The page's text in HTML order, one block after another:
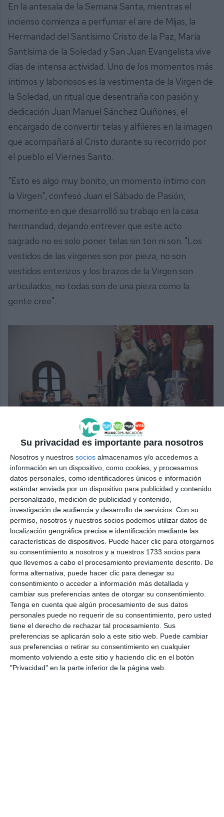
Su privacidad es importante para nosotros
Nosotros y nuestros socios almacenamos y/o accedemos a
información en un dispositivo, como cookies, y procesamos
datos personales, como identificadores únicos e información
estándar enviada por un dispositivo para publicidad y contenido
personalizado, medición de publicidad y contenido,
investigación de audiencia y desarrollo de servicios. Con su
permiso, nosotros y nuestros socios podemos utilizar datos de
localización geográfica precisa e identificación mediante las
características de dispositivos. Puede hacer clic para otorgarnos
su consentimiento a nosotros y a nuestros 1733 socios para
que llevemos a cabo el procesamiento previamente descrito. De
forma alternativa, puede hacer clic para denegar su
consentimiento o acceder a información más detallada y
cambiar sus preferencias antes de otorgar su consentimiento.
Tenga en cuenta que algún procesamiento de sus datos
personales puede no requerir de su consentimiento, pero usted
tiene el derecho de rechazar tal procesamiento. Sus
preferencias se aplicarán solo a este sitio web. Puede cambiar
sus preferencias o retirar su consentimiento en cualquier
momento volviendo a este sitio y haciendo clic en el botón
"Privacidad" en la parte inferior de la página web.
En la antesala de la Semana Santa, mientras el
incienso comienza a perfumar el aire de Mijas, la
Hermandad del Santísimo Cristo de la Paz, María
Santísima de la Soledad y San Juan Evangelista vive
días de intensa actividad. Uno de los momentos más
íntimos y laboriosos es la vestimenta de la Virgen de
la Soledad, un ritual que desentraña con pasión y
dedicación Juan Manuel Sánchez Quiñones, el
encargado de convertir telas y alfileres en la imagen
que acompañará al Cristo durante su recorrido por
el pueblo el Viernes Santo.
"Esto es algo muy bonito, un momento íntimo con
la Virgen", confesó Juan el Sábado de Pasión,
momento en que desarrolló su trabajo en la casa
hermandad, dejando entrever que este acto
sagrado no es solo poner telas sin ton ni son. "Los
vestidos de las vírgenes son por pieza, no son
vestidos enterizos y los brazos de la Virgen son
articulados, no todas son de una pieza como la
gente cree".
Todos ayudaron a montar los tronos | M.C.
Adelantándonos a la procesión, anunciamos que la
Soledad para la ocasión de este 2025 lucirá una saya
bordada en terciopelo verde, obra de los talleres
malagueños de Juan Rosén, con un diseño exclusivo
para ella. "Cada imagen suele tener su propio ajuar
exclusivo", apostilló con orgullo de vestidor.
A la saya se le añade un fajín militar,
"condecoraciones que le regala algún militar", y
luego llega el momento "más complicado": el
tocado. "Hoy día no vale solamente tener voluntad,
sino que hay que saber muy bien lo que se hace, ver
los pliegues, mirarlo en los ángulos", explicó Juan,